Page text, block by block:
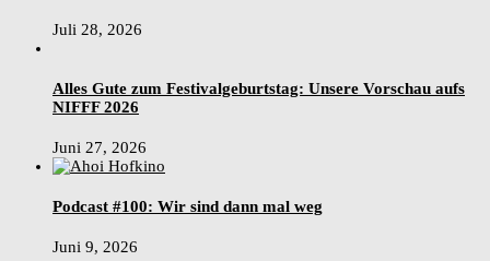
Juli 28, 2026
Alles Gute zum Festivalgeburtstag: Unsere Vorschau aufs
NIFFF 2026
Juni 27, 2026
Podcast #100: Wir sind dann mal weg
Juni 9, 2026